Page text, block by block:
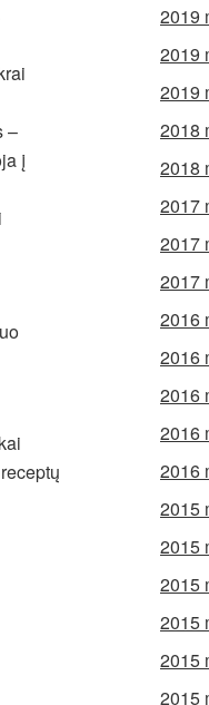
–
į
2019
2019
2019
2018
2018
2017
2017
2017
2016
2016
2016
2016
2016
2015
2015
2015
2015
2015
2015